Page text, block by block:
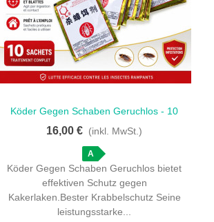
Schnellansicht
Köder Gegen Schaben Geruchlos - 10
Beutel Für Effektiven Schutz
16,00 € (inkl. MwSt.)
A
Köder Gegen Schaben Geruchlos bietet
effektiven Schutz gegen
Kakerlaken.Bester Krabbelschutz Seine
leistungsstarke...